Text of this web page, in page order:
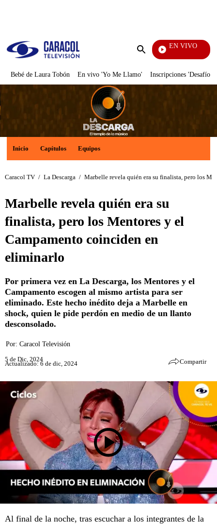
Enviar
EN VIVO
Día A
Bebé de Laura Tobón En vivo 'Yo Me Llamo' Inscripciones 'Desafío'
Inicio Capítulos Equipos
Caracol TV / La Descarga / Marbelle revela quién era su finalista, pero los
Marbelle revela quién era su
finalista, pero los Mentores y el
Campamento coinciden en
eliminarlo
Por primera vez en La Descarga, los Mentores y el
Campamento escogen al mismo artista para ser
eliminado. Este hecho inédito deja a Marbelle en
shock, quien le pide perdón en medio de un llanto
desconsolado.
Por: Caracol Televisión
5 de Dic, 2024
Actualizado: 6 de dic, 2024 Compartir
Al final de la noche, tras escuchar a los integrantes de la